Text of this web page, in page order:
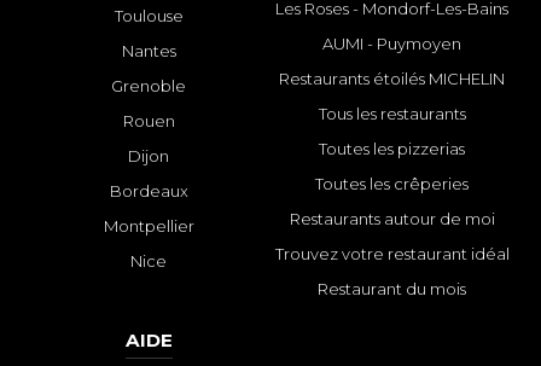
Toulouse
Nantes
Grenoble
Rouen
Dijon
Bordeaux
Montpellier
Nice
Les Roses - Mondorf-Les-Bains
AUMI - Puymoyen
Restaurants étoilés MICHELIN
Tous les restaurants
Toutes les pizzerias
Toutes les crêperies
Restaurants autour de moi
Trouvez votre restaurant idéal
Restaurant du mois
AIDE